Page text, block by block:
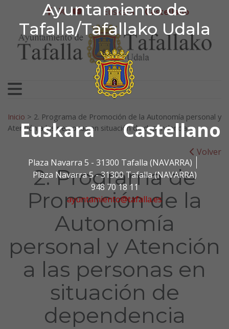
Ayuntamiento de
Tafalla/Tafallako Udala
Euskara Castellano
Plaza Navarra 5 - 31300 Tafalla (NAVARRA)
Plaza Navarra 5 - 31300 Tafalla (NAVARRA)
948 70 18 11
ayuntamiento@tafalla.es
Ir al contenido
Ayuntamiento de
facebook
twitter
youtube
Euskera Castellano
Search for:
Inicio > 2. Programa de Promoción de la Autonomía personal y
Atención a las personas en situación de dependencia
Volver
2. Programa de
Promoción de la
Autonomía
personal y Atención
a las personas en
situación de
dependencia